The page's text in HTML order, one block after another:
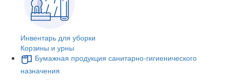
Инвентарь для уборки
Корзины и урны
Бумажная продукция санитарно-гигиенического
назначения